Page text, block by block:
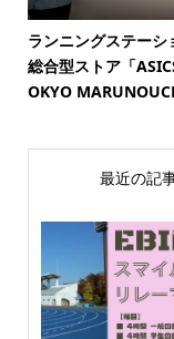
ランニングステーシ
総合型ストア「
OKYO
最近の記